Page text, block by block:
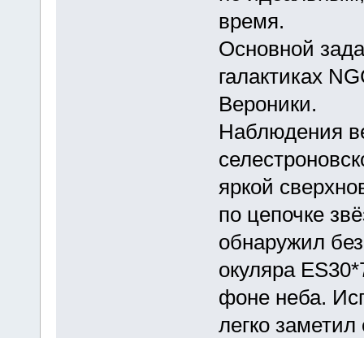
время.
Основной
галактиках
Вероники.
Наблюдения
яркой
по цепочке
обнаружил
окуляра
фоне неба.
легко